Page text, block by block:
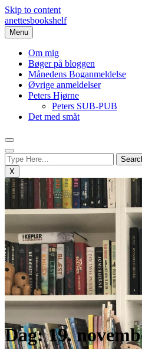
Skip to content
anettesbookshelf
Menu
Om mig
Bøger på bloggen
Månedens Boganmeldelse
Øvrige anmeldelser
Peters Hjørne
Peters SUB-PUB
Det med småt
X
Dag:19.